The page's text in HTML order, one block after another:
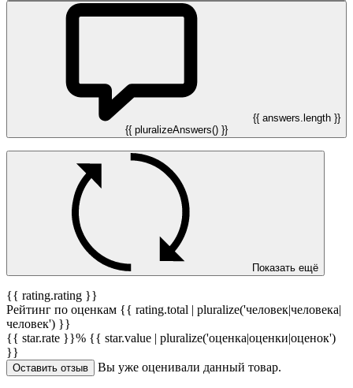
{{ answers.length }}
{{ pluralizeAnswers() }}
Показать ещё
{{ rating.rating }}
Рейтинг по оценкам {{ rating.total | pluralize('человек|человека|
человек') }}
{{ star.rate }}% {{ star.value | pluralize('оценка|оценки|оценок')
}}
Оставить отзыв Вы уже оценивали данный товар.